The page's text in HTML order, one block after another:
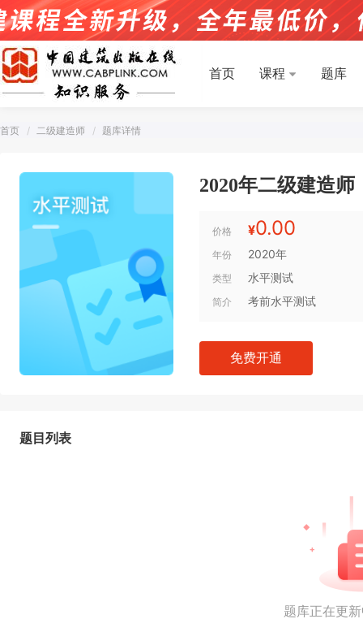
首页 课程 题库
首页 二级建造师 题库详情
2020年二级建造
价格 ¥0.00
年份 2020年
类型 水平测试
简介 考前水平测试
免费开通
题目列表
题库正在更